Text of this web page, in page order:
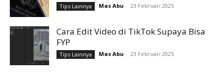
Tips Lainnya Mas Abu - 23 Februari 2025
Cara Edit Video di TikTok Supaya Bisa
FYP
Tips Lainnya Mas Abu - 23 Februari 2025